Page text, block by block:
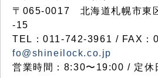
〒065-0017 北海道札幌市東
-15
TEL：011-742-3961 / FAX：
fo@shineilock.co.jp
営業時間：8:30〜19:00 / 定休